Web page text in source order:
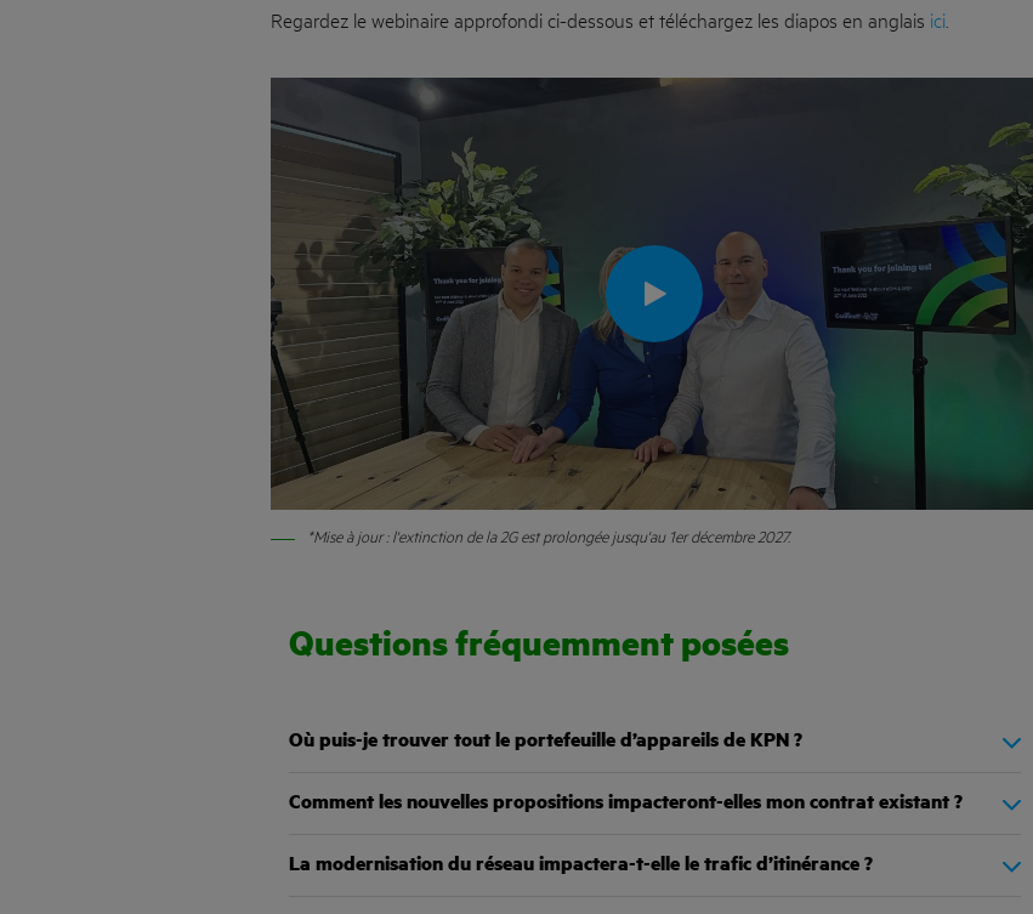
Regardez le webinaire approfondi ci-dessous et téléchargez les diapos en anglais ici.
*Mise à jour : l'extinction de la 2G est prolongée jusqu'au 1er décembre 2027.
Questions fréquemment posées
Où puis-je trouver tout le portefeuille d’appareils de KPN ?
Comment les nouvelles propositions impacteront-elles mon contrat existant ?
La modernisation du réseau impactera-t-elle le trafic d’itinérance ?